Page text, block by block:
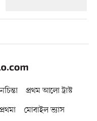
প্রথম আলো ট্রাস্ট
মোবাইল ভ্যাস